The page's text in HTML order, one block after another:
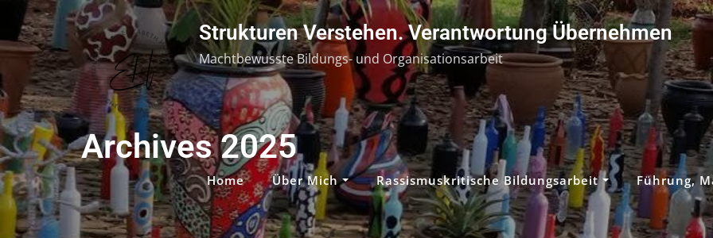
content
Strukturen Verstehen. Verantwortung Übernehmen
Machtbewusste Bildungs- und Organisationsarbeit
Home Über Mich Rassismuskritische Bildungsarbeit Führung,
Archives 2025